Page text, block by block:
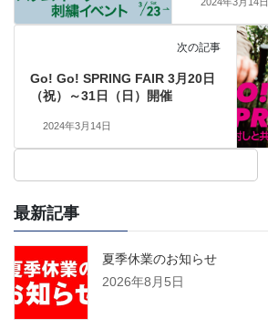
次の記事
Go! Go! SPRING FAIR 3月20日
（祝）～31日（日）開催
2024年3月14日
最新記事
夏季休業のお知らせ
2026年8月5日